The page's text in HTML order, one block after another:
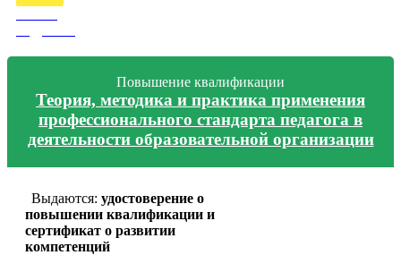
Повышение квалификации
Теория, методика и практика применения
профессионального стандарта педагога в
деятельности образовательной организации
Выдаются: удостоверение о
повышении квалификации и
сертификат о развитии
компетенций